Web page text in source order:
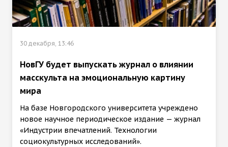
30 декабря, 13:46
НовГУ будет выпускать журнал о влиянии
масскульта на эмоциональную картину
мира
На базе Новгородского университета учреждено
новое научное периодическое издание — журнал
«Индустрии впечатлений. Технологии
социокультурных исследований».